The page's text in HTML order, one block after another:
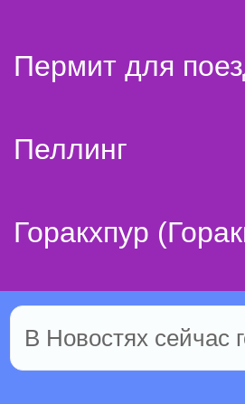
Пермит для
Пеллинг
Горакхпур
В Новостях сейчас